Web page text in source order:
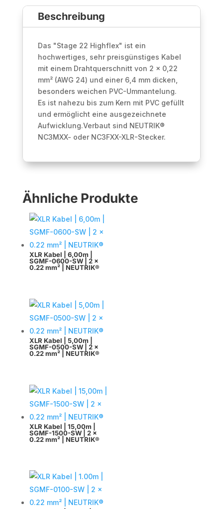
2
0.22
NEUTRIK®
Menge
Beschreibung
Das "Stage 22 Highflex" ist ein
hochwertiges, sehr preisgünstiges Kabel
mit einem Drahtquerschnitt von 2 x 0,22
mm² (AWG 24) und einer 6,4 mm dicken,
besonders weichen PVC-Ummantelung.
Es ist nahezu bis zum Kern mit PVC gefüllt
und ermöglicht eine ausgezeichnete
Aufwicklung.Verbaut sind NEUTRIK®
NC3MXX- oder NC3FXX-XLR-Stecker.
Ähnliche Produkte
XLR Kabel | 6,00m |
SGMF-0600-SW | 2 x
0.22 mm² | NEUTRIK®
XLR Kabel | 5,00m |
SGMF-0500-SW | 2 x
0.22 mm² | NEUTRIK®
XLR Kabel | 15,00m |
SGMF-1500-SW | 2 x
0.22 mm² | NEUTRIK®